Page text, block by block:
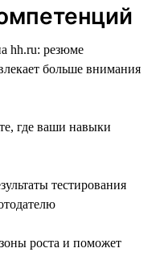
hh.ru: резюме
больше внимания
где ваши навыки
тестирования
роста и поможет